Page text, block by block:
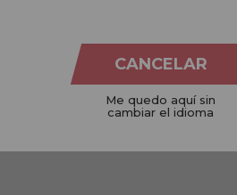
CANCELAR
Me quedo aquí sin
cambiar el idioma